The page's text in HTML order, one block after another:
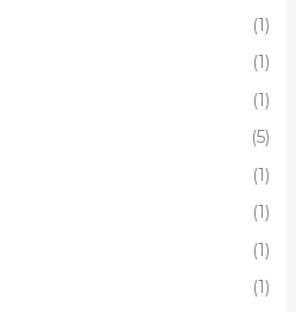
(1)
(1)
(1)
(5)
(1)
(1)
(1)
(1)